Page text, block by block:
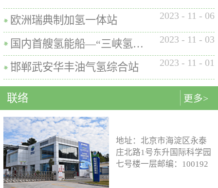
数表常规工作压力等级35MPa /
70MPa / 35&70MPa流量范围
0.1~7.2 kg/min计量精度±1%可
选加氢枪TK16或TK17或TK25
加氢枪数量单枪或双枪红外通
讯可选配预冷可选配防爆等级
（参考）II 3 G Ex h ia db mb eb
26990、GB/T 29126、GB/T
24549等标准。公司车载氢系统
氢系统主要包括加氢模块、储
氢模块、供氢模块以及控制模
块。车载储供氢系统所有管
路、阀门及接头等采用不与高
压氢气介质发生化学反应的材
料。电气元件及线束均具有防
水、阻燃防爆的功能；车载储
供氢系统及其附属零部件均通
过高低温、盐雾、IP防护等级
等相关型式试验，以保证氢系
统的安全性及稳定性；氢系统
支架、加注口等均通过检验验
证；系统具备防过压、防过
国内、欧盟、日本等地得到应
用。撬装一体式制氢、储氢、
地小，节省空间，维护维修方
便。2. 各模块紧密融合，运行
效率高。3. 节能环保。撬装一
体式装置性能参数表制氢能力
500Nm3以下加氢等级
100~1000kg/d氢气压缩额定工作
压力45MPa/87.5MPa氢气加注额
定工作压力35MPa/70MPa环境
温度-40~+50℃参考标准T/ZSA
235-2024, GB50516, GB 50177,
GB/T 43674, IEC 60069, EN ISO
80079等。
欧洲瑞典制加氢一体站 2023 - 11 - 06
国内首艘氢能船—“三峡氢舟1”号船载氢系统 2023 - 11 - 03
邯郸武安华丰油气氢综合站 2023 - 11 - 01
更多>
联络
地址：北京市海淀区永泰
庄北路1号东升国际科学园
七号楼一层邮编：100192